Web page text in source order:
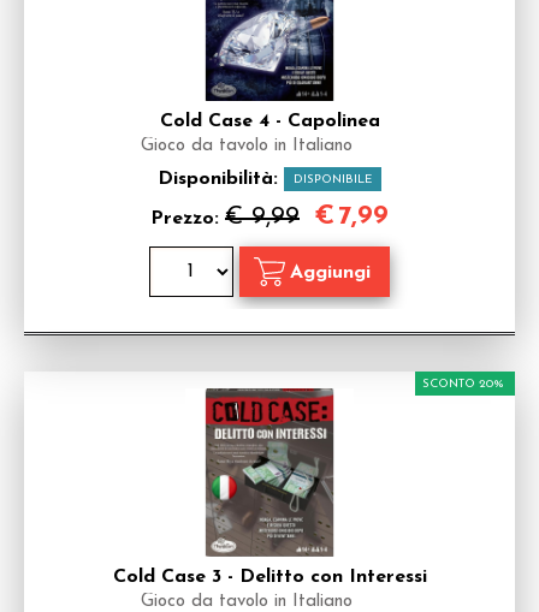
Cold Case 4 - Capolinea
Gioco da tavolo in Italiano
Disponibilità: DISPONIBILE
Prezzo: € 9,99 € 7,99
Cold Case 3 - Delitto con Interessi
Gioco da tavolo in Italiano
SCONTO 20%